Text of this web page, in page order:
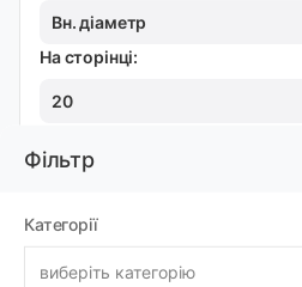
Фільтр
Категорії
виберіть категорію
Вн. діаметр
На сторінці:
20